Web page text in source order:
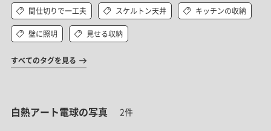
間仕切りで一工夫 スケルトン天井 キッチンの収納
壁に照明 見せる収納
すべてのタグを見る
白熱アート電球の写真 2件